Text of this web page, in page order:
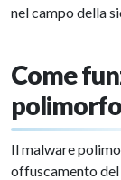
nel campo della
Come
Il malware
offuscamento del